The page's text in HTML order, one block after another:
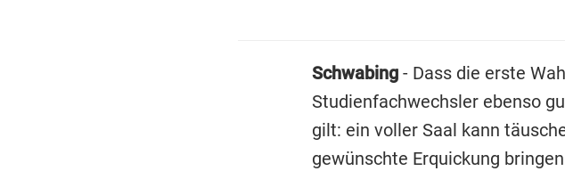
Schwabing- Dass die erste
Studienfachwechsler ebenso
gilt: ein voller Saal kann
gewünschte Erquickung